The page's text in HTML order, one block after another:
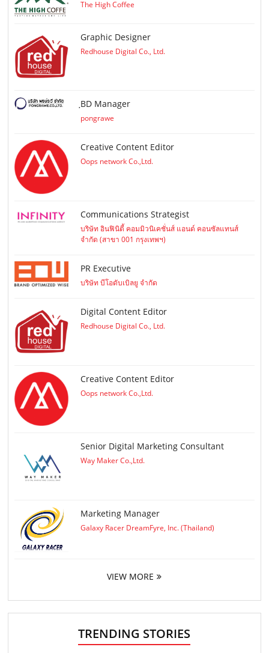
The High Coffee
Graphic Designer
Redhouse Digital Co., Ltd.
ฺBD Manager
pongrawe
Creative Content Editor
Oops network Co.,Ltd.
Communications Strategist
บริษัท อินฟินิตี้ คอมมิวนิเคชั่นส์ แอนด์ คอนซัลแทนส์
จำกัด (สาขา 001 กรุงเทพฯ)
PR Executive
บริษัท บีโอดับเบิลยู จำกัด
Digital Content Editor
Redhouse Digital Co., Ltd.
Creative Content Editor
Oops network Co.,Ltd.
Senior Digital Marketing Consultant
Way Maker Co.,Ltd.
Marketing Manager
Galaxy Racer DreamFyre, Inc. (Thailand)
VIEW MORE
TRENDING STORIES